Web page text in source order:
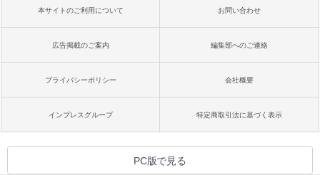
本サイトのご利用について お問い合わせ
広告掲載のご案内 編集部へのご連絡
プライバシーポリシー 会社概要
インプレスグループ 特定商取引法に基づく表示
PC版で見る